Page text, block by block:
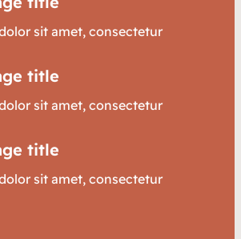
sit amet, consectetur
title
sit amet, consectetur
title
sit amet, consectetur